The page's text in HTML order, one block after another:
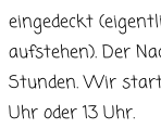
eingedeckt
aufstehen). Der
Stunden. Wir
Uhr oder 13 Uhr.